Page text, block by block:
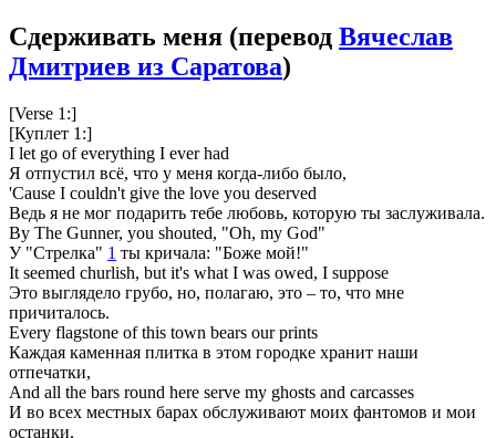
Сдерживать меня (перевод Вячеслав
Дмитриев из Саратова)
[Verse 1:]
[Куплет 1:]
I let go of everything I ever had
Я отпустил всё, что у меня когда-либо было,
'Cause I couldn't give the love you deserved
Ведь я не мог подарить тебе любовь, которую ты заслуживала.
By The Gunner, you shouted, "Oh, my God"
У "Стрелка" 1 ты кричала: "Боже мой!"
It seemed churlish, but it's what I was owed, I suppose
Это выглядело грубо, но, полагаю, это – то, что мне
причиталось.
Every flagstone of this town bears our prints
Каждая каменная плитка в этом городке хранит наши
отпечатки,
And all the bars round here serve my ghosts and carcasses
И во всех местных барах обслуживают моих фантомов и мои
останки.